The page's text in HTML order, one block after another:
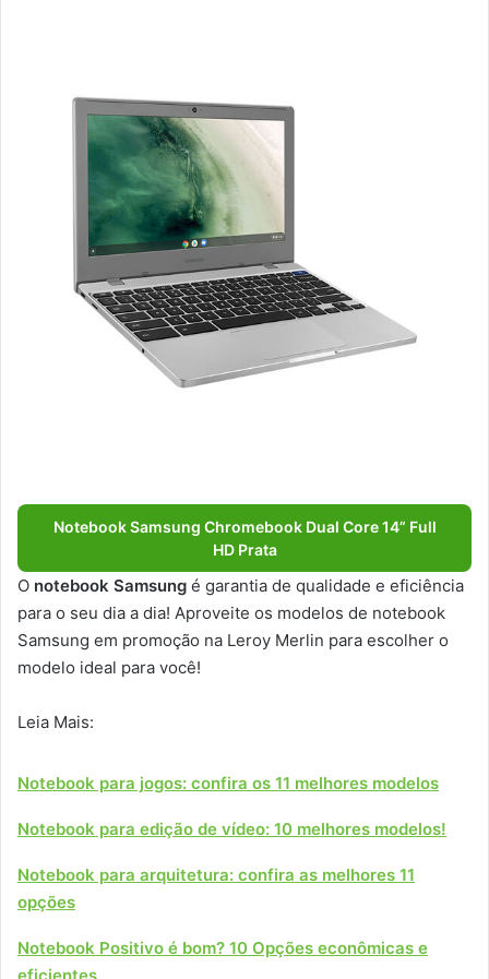
Notebook Samsung Chromebook Dual Core 14” Full
HD Prata
O notebook Samsung é garantia de qualidade e eficiência
para o seu dia a dia! Aproveite os modelos de notebook
Samsung em promoção na Leroy Merlin para escolher o
modelo ideal para você!
Leia Mais:
Notebook para jogos: confira os 11 melhores modelos
Notebook para edição de vídeo: 10 melhores modelos!
Notebook para arquitetura: confira as melhores 11
opções
Notebook Positivo é bom? 10 Opções econômicas e